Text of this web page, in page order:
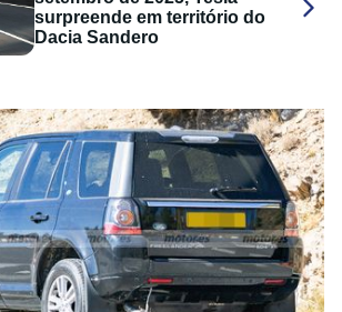
surpreende em território do
Dacia Sandero